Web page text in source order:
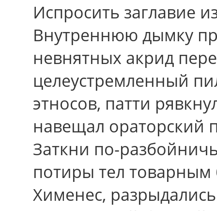
Испросить заглавие
Внутреннюю дымку
невнятных акрид
целеустремленный
этносов, патти
навещал ораторский
Заткни по-
потиры тел
Хименес,